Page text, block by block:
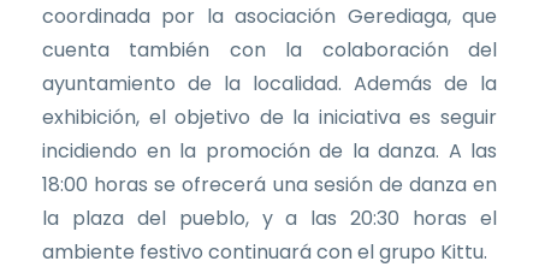
coordinada por la asociación Gerediaga, que
cuenta también con la colaboración del
ayuntamiento de la localidad. Además de la
exhibición, el objetivo de la iniciativa es seguir
incidiendo en la promoción de la danza. A las
18:00 horas se ofrecerá una sesión de danza en
la plaza del pueblo, y a las 20:30 horas el
ambiente festivo continuará con el grupo Kittu.